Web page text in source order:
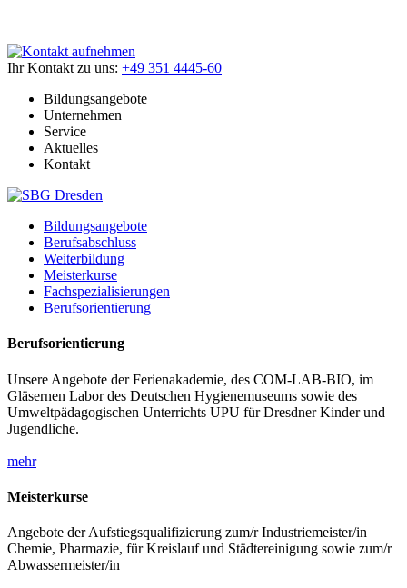
Ihr Kontakt zu uns: +49 351 4445-60
Bildungsangebote
Unternehmen
Service
Aktuelles
Kontakt
Bildungsangebote
Berufsabschluss
Weiterbildung
Meisterkurse
Fachspezialisierungen
Berufsorientierung
Berufsorientierung
Unsere Angebote der Ferienakademie, des COM-LAB-BIO, im
Gläsernen Labor des Deutschen Hygienemuseums sowie des
Umweltpädagogischen Unterrichts UPU für Dresdner Kinder und
Jugendliche.
mehr
Meisterkurse
Angebote der Aufstiegsqualifizierung zum/r Industriemeister/in
Chemie, Pharmazie, für Kreislauf und Städtereinigung sowie zum/r
Abwassermeister/in